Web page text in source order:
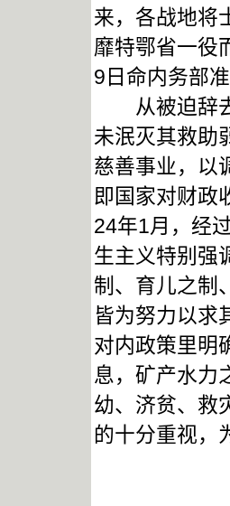
来，各战地将
靡特鄂省一役
9日命内务部
从被迫辞去
未泯灭其救助
慈善事业，以
即国家对财政
24年1月，经
生主义特别强
制、育儿之制
皆为努力以求
对内政策里明
息，矿产水力
幼、济贫、救
的十分重视，